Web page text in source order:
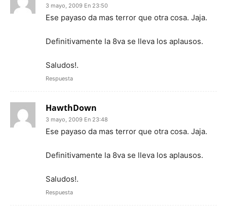
3 mayo, 2009 En 23:50
Ese payaso da mas terror que otra cosa. Jaja.
Definitivamente la 8va se lleva los aplausos.
Saludos!.
Respuesta
HawthDown
3 mayo, 2009 En 23:48
Ese payaso da mas terror que otra cosa. Jaja.
Definitivamente la 8va se lleva los aplausos.
Saludos!.
Respuesta